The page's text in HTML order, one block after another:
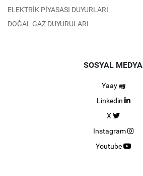
ELEKTRİK PİYASASI DUYURLARI
DOĞAL GAZ DUYURULARI
SOSYAL MEDYA
Yaay
Linkedin
X
Instagram
Youtube